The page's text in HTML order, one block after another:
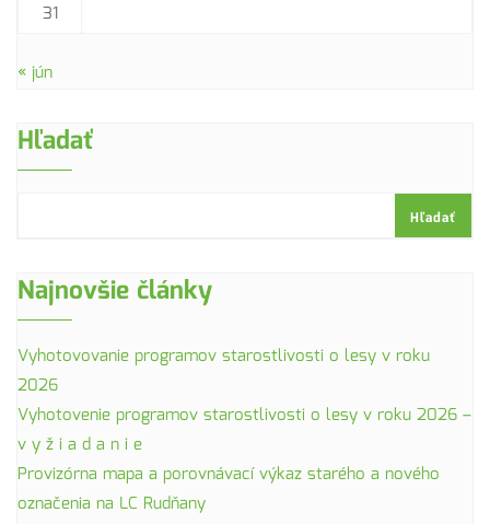
31
« jún
Hľadať
Hľadať
Najnovšie články
Vyhotovovanie programov starostlivosti o lesy v roku
2026
Vyhotovenie programov starostlivosti o lesy v roku 2026 –
v y ž i a d a n i e
Provizórna mapa a porovnávací výkaz starého a nového
označenia na LC Rudňany